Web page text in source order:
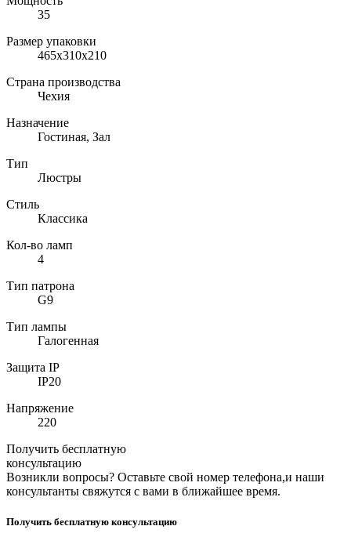
35
Размер упаковки
465x310x210
Страна производства
Чехия
Назначение
Гостиная, Зал
Тип
Люстры
Стиль
Классика
Кол-во ламп
4
Тип патрона
G9
Тип лампы
Галогенная
Защита IP
IP20
Напряжение
220
Получить бесплатную
консультацию
Возникли вопросы? Оставьте свой номер телефона,и наши
консультанты свяжутся с вами в ближайшее время.
Получить бесплатную консультацию